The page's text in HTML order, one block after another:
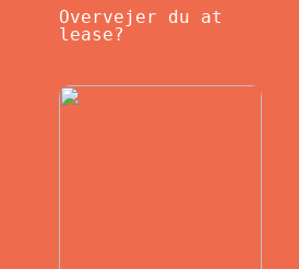
Overvejer du at
lease?